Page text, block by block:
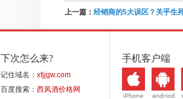
上一篇： 经销商的5大误区？关乎生
下次怎么来?
记住域名： xfjjgw.com
百度搜索： 西凤酒价格网
手机客户端